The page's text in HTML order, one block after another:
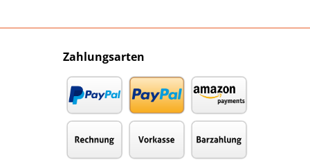
Zahlungsarten